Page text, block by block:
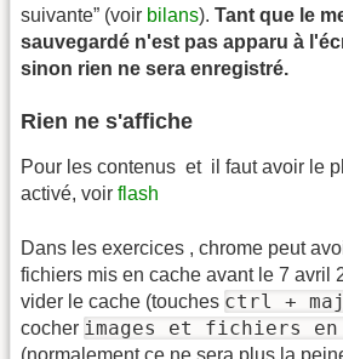
suivante” (voir bilans). Tant que le
sauvegardé n'est pas apparu à
sinon rien ne sera enregistré.
Rien ne s'affiche
Pour les contenus et il faut avoir le
activé, voir flash
Dans les exercices , chrome peut
fichiers mis en cache avant le 7 avril
vider le cache (touches ctrl +
cocher images et fichiers en
(normalement ce ne sera plus la